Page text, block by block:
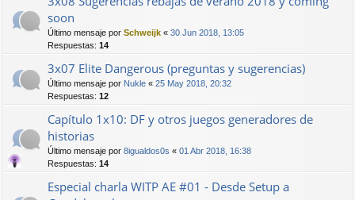
soon
Último mensaje por Schweijk « 30 Jun 2018, 13:05
Respuestas: 14
3x07 Elite Dangerous (preguntas y sugerencias)
Último mensaje por Nukle « 25 May 2018, 20:32
Respuestas: 12
Capítulo 1x10: DF y otros juegos generadores de
historias
Último mensaje por 8igualdos0s « 01 Abr 2018, 16:38
Respuestas: 14
Especial charla WITP AE #01 - Desde Setup a